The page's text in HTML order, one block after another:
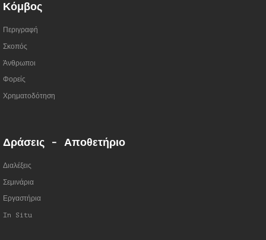
Κόμβος
Περιγραφή
Σκοπός
Άνθρωποι
Φορείς
Χρηματοδότηση
Δράσεις - Αποθετήριο
Διαλέξεις
Σεμινάρια
Εργαστήρια
In Situ